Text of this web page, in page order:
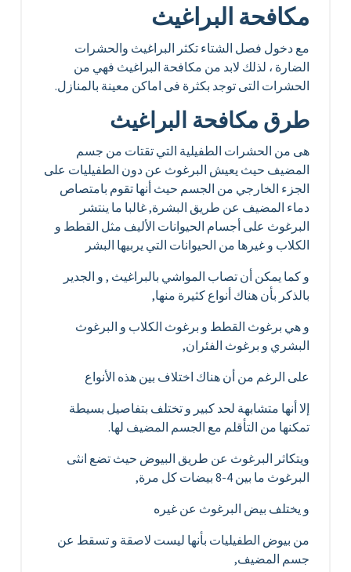
مكافحة البراغيث
مع دخول فصل الشتاء تكثر البراغيث والحشرات
الضارة ، لذلك لابد من مكافحة البراغيث فهي من
الحشرات التى توجد بكثرة فى اماكن معينة بالمنازل.
طرق مكافحة البراغيث
هى من الحشرات الطفيلية التي تقتات من جسم
المضيف حيث يعيش البرغوث عن دون الطفيليات على
الجزء الخارجي من الجسم حيث أنها تقوم بامتصاص
دماء المضيف عن طريق البشرة, غالبا ما ينتشر
البرغوث على أجسام الحيوانات الأليف مثل القطط و
الكلاب و غيرها من الحيوانات التي يربيها البشر
و كما يمكن أن تصاب المواشي بالبراغيث , و الجدير
بالذكر بأن هناك أنواع كثيرة منها,
و هي برغوث القطط و برغوث الكلاب و البرغوث
البشري و برغوث الفئران,
على الرغم من أن هناك اختلاف بين هذه الأنواع
إلا أنها متشابهة لحد كبير و تختلف بتفاصيل بسيطة
تمكنها من التأقلم مع الجسم المضيف لها.
ويتكاثر البرغوث عن طريق البيوض حيث تضع انثى
البرغوث ما بين 4-8 بيضات كل مرة,
و يختلف بيض البرغوث عن غيره
من بيوض الطفيليات بأنها ليست لاصقة و تسقط عن
جسم المضيف,